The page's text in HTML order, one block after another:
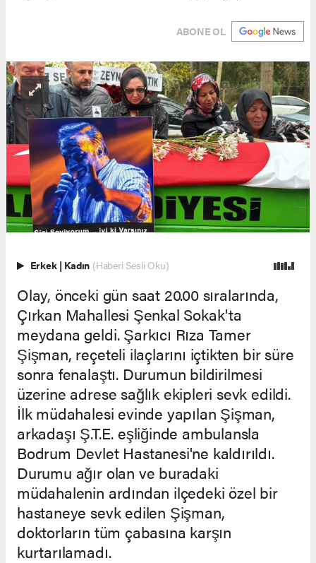
ABONE OL
Erkek | Kadın (Haberi Sesli Oku)
Olay, önceki gün saat 20.00 sıralarında,
Çırkan Mahallesi Şenkal Sokak'ta
meydana geldi. Şarkıcı Rıza Tamer
Şişman, reçeteli ilaçlarını içtikten bir süre
sonra fenalaştı. Durumun bildirilmesi
üzerine adrese sağlık ekipleri sevk edildi.
İlk müdahalesi evinde yapılan Şişman,
arkadaşı Ş.T.E. eşliğinde ambulansla
Bodrum Devlet Hastanesi'ne kaldırıldı.
Durumu ağır olan ve buradaki
müdahalenin ardından ilçedeki özel bir
hastaneye sevk edilen Şişman,
doktorların tüm çabasına karşın
kurtarılamadı.